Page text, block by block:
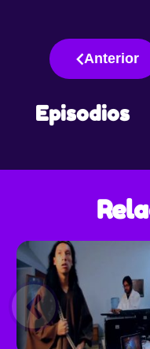
Anterior
Episodios